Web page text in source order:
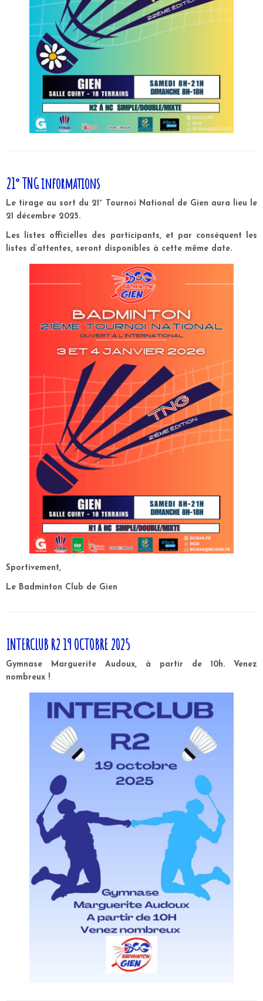
21° TNG informations
Le tirage au sort du 21° Tournoi National de Gien aura lieu le
21 décembre 2025.
Les listes officielles des participants, et par conséquent les
listes d’attentes, seront disponibles à cette même date.
Sportivement,
Le Badminton Club de Gien
INTERCLUB R2 19 OCTOBRE 2025
Gymnase Marguerite Audoux, à partir de 10h. Venez
nombreux !